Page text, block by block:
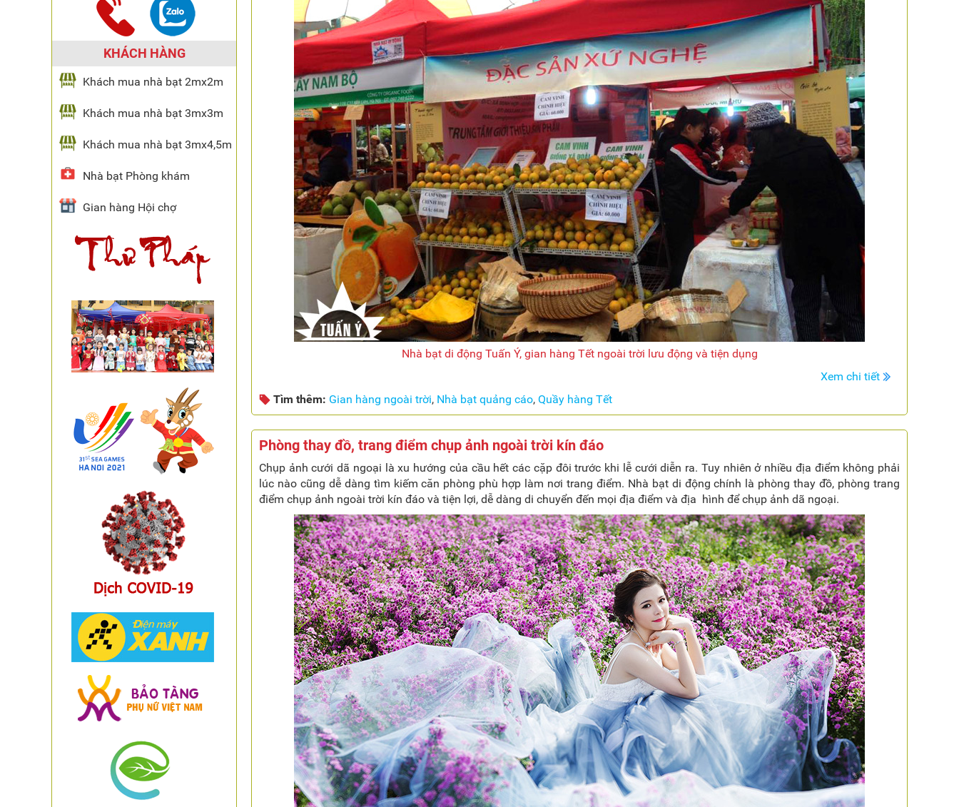
Nhà bạt di động Tuấn Ý, gian hàng Tết ngoài trời lưu động và tiện dụng
Xem chi tiết
Tìm thêm: Gian hàng ngoài trời, Nhà bạt quảng cáo, Quầy hàng Tết
Phòng thay đồ, trang điểm chụp ảnh ngoài trời kín đáo
Chụp ảnh cưới dã ngoại là xu hướng của cầu hết các cặp đôi trước khi lễ cưới diễn ra. Tuy nhiên ở nhiều địa điểm không phải
lúc nào cũng dễ dàng tìm kiếm căn phòng phù hợp làm nơi trang điểm. Nhà bạt di động chính là phòng thay đồ, phòng trang
điểm chụp ảnh ngoài trời kín đáo và tiện lợi, dễ dàng di chuyển đến mọi địa điểm và địa hình để chụp ảnh dã ngoại.
KHÁCH HÀNG
Khách mua nhà bạt 2mx2m
Khách mua nhà bạt 3mx3m
Khách mua nhà bạt 3mx4,5m
Nhà bạt Phòng khám
Gian hàng Hội chợ